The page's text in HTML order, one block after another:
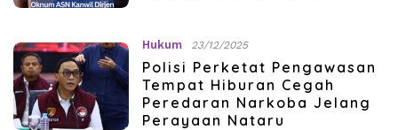
Hukum 23/12/2025
Polisi Perketat Pengawasan
Tempat Hiburan Cegah
Peredaran Narkoba Jelang
Perayaan Nataru